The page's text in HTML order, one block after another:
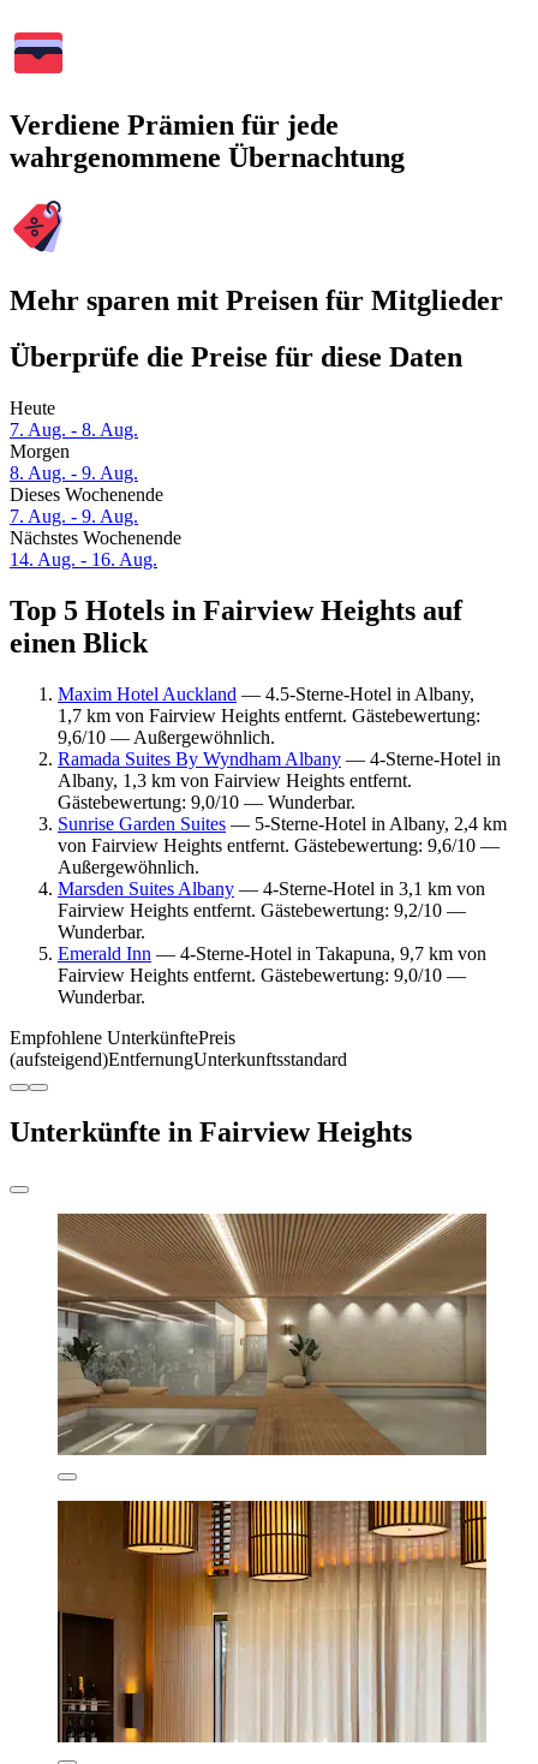
Verdiene Prämien für jede
wahrgenommene Übernachtung
Mehr sparen mit Preisen für Mitglieder
Überprüfe die Preise für diese Daten
Heute
7. Aug. - 8. Aug.
Morgen
8. Aug. - 9. Aug.
Dieses Wochenende
7. Aug. - 9. Aug.
Nächstes Wochenende
14. Aug. - 16. Aug.
Top 5 Hotels in Fairview Heights auf
einen Blick
Maxim Hotel Auckland — 4.5-Sterne-Hotel in Albany,
1,7 km von Fairview Heights entfernt. Gästebewertung:
9,6/10 — Außergewöhnlich.
Ramada Suites By Wyndham Albany — 4-Sterne-Hotel in
Albany, 1,3 km von Fairview Heights entfernt.
Gästebewertung: 9,0/10 — Wunderbar.
Sunrise Garden Suites — 5-Sterne-Hotel in Albany, 2,4 km
von Fairview Heights entfernt. Gästebewertung: 9,6/10 —
Außergewöhnlich.
Marsden Suites Albany — 4-Sterne-Hotel in 3,1 km von
Fairview Heights entfernt. Gästebewertung: 9,2/10 —
Wunderbar.
Emerald Inn — 4-Sterne-Hotel in Takapuna, 9,7 km von
Fairview Heights entfernt. Gästebewertung: 9,0/10 —
Wunderbar.
Empfohlene UnterkünftePreis
(aufsteigend)EntfernungUnterkunftsstandard
Unterkünfte in Fairview Heights